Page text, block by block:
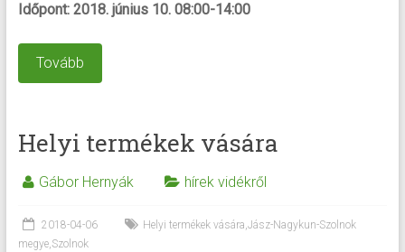
Időpont: 2018. június 10. 08:00-14:00
Tovább
Helyi termékek vására
Gábor Hernyák hírek vidékről
2018-04-06 Helyi termékek vására,Jász-Nagykun-Szolnok
megye,Szolnok